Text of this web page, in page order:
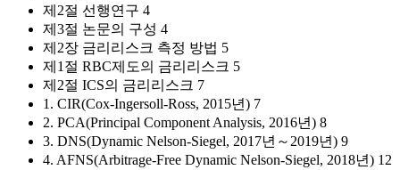
제2절 선행연구 4
제3절 논문의 구성 4
제2장 금리리스크 측정 방법 5
제1절 RBC제도의 금리리스크 5
제2절 ICS의 금리리스크 7
1. CIR(Cox-Ingersoll-Ross, 2015년) 7
2. PCA(Principal Component Analysis, 2016년) 8
3. DNS(Dynamic Nelson-Siegel, 2017년～2019년) 9
4. AFNS(Arbitrage-Free Dynamic Nelson-Siegel, 2018년) 12